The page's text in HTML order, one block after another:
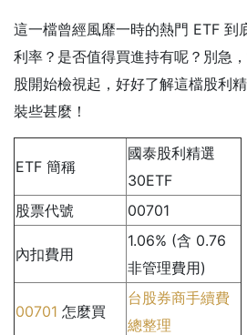
這一檔曾經風靡一時的熱門 ETF 到
利率？是否值得買進持有呢？別急
股開始檢視起，好好了解這檔股利
裝些甚麼！
ETF 簡稱
國泰股利精選
30ETF
股票代號
00701
內扣費用
1.06% (含 0.76
非管理費用)
00701 怎麼買
台股券商手續費
總整理